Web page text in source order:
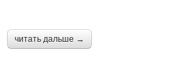
читать дальше →